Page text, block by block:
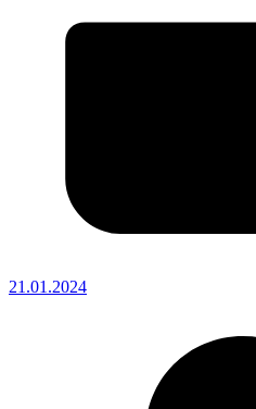
21.01.2024